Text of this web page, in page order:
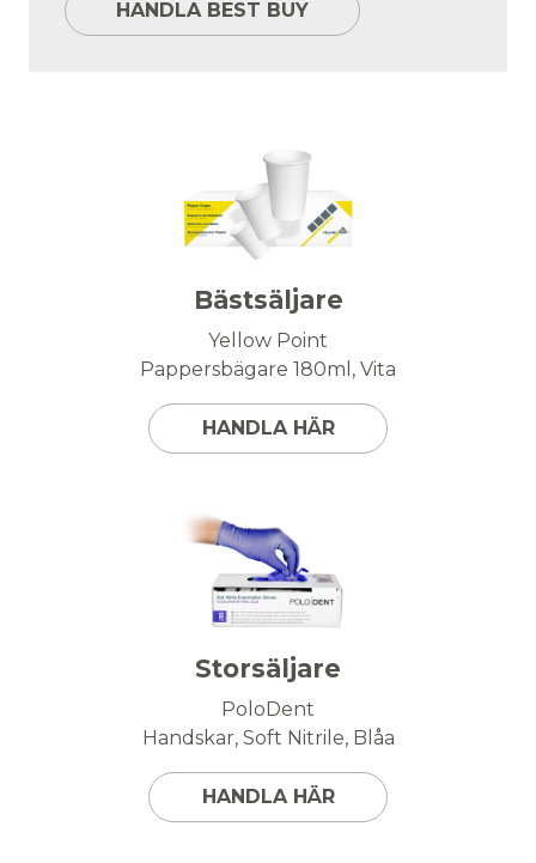
HANDLA BEST BUY
Bästsäljare
Yellow Point
Pappersbägare 180ml, Vita
HANDLA HÄR
Storsäljare
PoloDent
Handskar, Soft Nitrile, Blåa
HANDLA HÄR